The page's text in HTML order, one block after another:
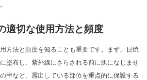
適切な使用方法と頻度
方法と頻度を知ることも重要です。まず、日焼
塗布し、紫外線にさらされる前に肌になじませ
甲など、露出している部位を重点的に保護する